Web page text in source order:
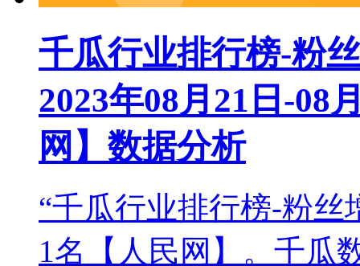
千瓜行业排行榜-粉
2023年08月21日-08
网】数据分析
“千瓜行业排行榜-粉丝
1名【人民网】。千瓜